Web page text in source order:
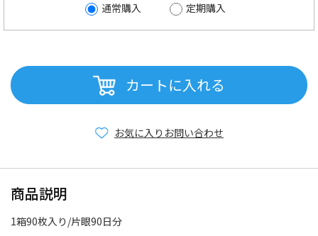
通常購入 定期購入
カートに入れる
お問い合わせ
お気に入り
商品説明
1箱90枚入り/片眼90日分